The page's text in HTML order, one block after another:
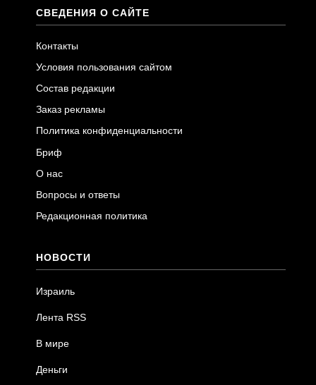
СВЕДЕНИЯ О САЙТЕ
Контакты
Условия пользования сайтом
Состав редакции
Заказ рекламы
Политика конфиденциальности
Бриф
О нас
Вопросы и ответы
Редакционная политика
НОВОСТИ
Израиль
Лента RSS
В мире
Деньги